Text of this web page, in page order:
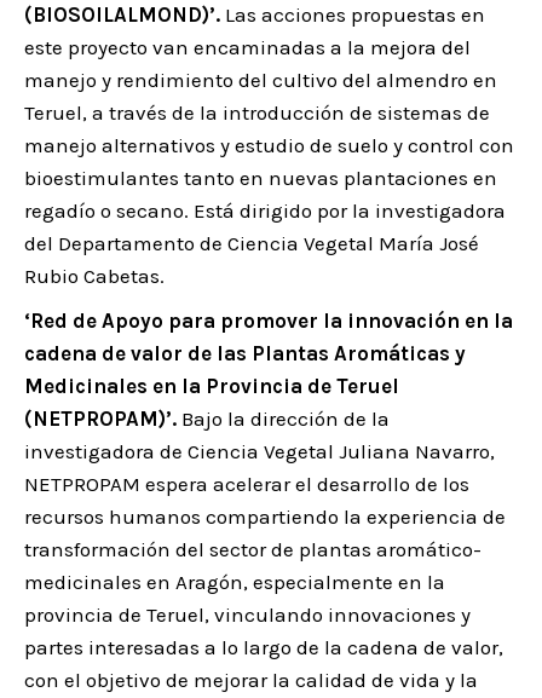
(BIOSOILALMOND)’. Las acciones propuestas en
este proyecto van encaminadas a la mejora del
manejo y rendimiento del cultivo del almendro en
Teruel, a través de la introducción de sistemas de
manejo alternativos y estudio de suelo y control con
bioestimulantes tanto en nuevas plantaciones en
regadío o secano. Está dirigido por la investigadora
del Departamento de Ciencia Vegetal María José
Rubio Cabetas.
‘Red de Apoyo para promover la innovación en la
cadena de valor de las Plantas Aromáticas y
Medicinales en la Provincia de Teruel
(NETPROPAM)’. Bajo la dirección de la
investigadora de Ciencia Vegetal Juliana Navarro,
NETPROPAM espera acelerar el desarrollo de los
recursos humanos compartiendo la experiencia de
transformación del sector de plantas aromático-
medicinales en Aragón, especialmente en la
provincia de Teruel, vinculando innovaciones y
partes interesadas a lo largo de la cadena de valor,
con el objetivo de mejorar la calidad de vida y la